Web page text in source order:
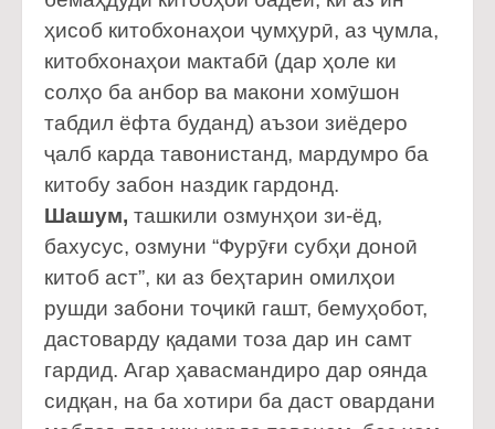
ҳисоб китобхонаҳои ҷумҳурӣ, аз ҷумла,
китобхонаҳои мактабӣ (дар ҳоле ки
солҳо ба анбор ва макони хомӯшон
табдил ёфта буданд) аъзои зиёдеро
ҷалб карда тавонистанд, мардумро ба
китобу забон наздик гардонд.
Шашум, ташкили озмунҳои зи-ёд,
бахусус, озмуни “Фурӯғи субҳи доноӣ
китоб аст”, ки аз беҳтарин омилҳои
рушди забони тоҷикӣ гашт, бемуҳобот,
дастоварду қадами тоза дар ин самт
гардид. Агар ҳавасмандиро дар оянда
сидқан, на ба хотири ба даст овардани